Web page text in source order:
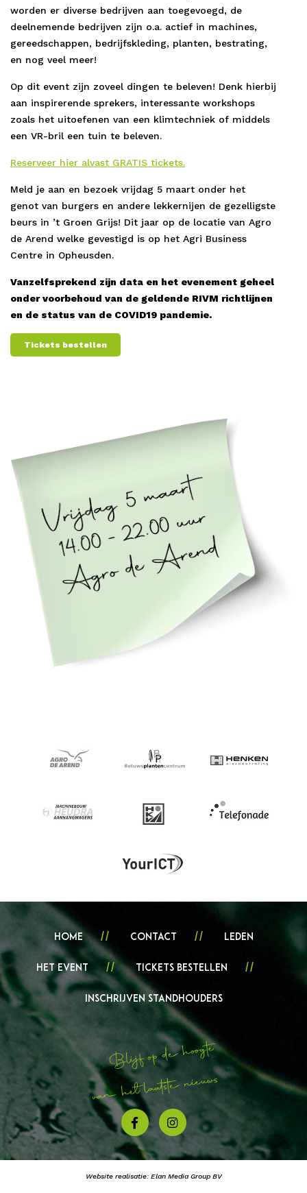
worden er diverse bedrijven aan toegevoegd, de
deelnemende bedrijven zijn o.a. actief in machines,
gereedschappen, bedrijfskleding, planten, bestrating,
en nog veel meer!
Op dit event zijn zoveel dingen te beleven! Denk hierbij
aan inspirerende sprekers, interessante workshops
zoals het uitoefenen van een klimtechniek of middels
een VR-bril een tuin te beleven.
Reserveer hier alvast GRATIS tickets.
Meld je aan en bezoek vrijdag 5 maart onder het
genot van burgers en andere lekkernijen de gezelligste
beurs in ’t Groen Grijs! Dit jaar op de locatie van Agro
de Arend welke gevestigd is op het Agri Business
Centre in Opheusden.
Vanzelfsprekend zijn data en het evenement geheel
onder voorbehoud van de geldende RIVM richtlijnen
en de status van de COVID19 pandemie.
Tickets bestellen
Home Contact Leden
Het event Tickets bestellen
Inschrijven standhouders
Blijf op de hoogte
van het laatste nieuws
Website realisatie: Elan Media Group BV